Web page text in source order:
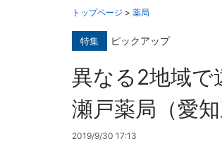
トップページ > 薬局
特集 ピックアップ
異なる2地域
瀬戸薬局（愛知
2019/9/30 17:13